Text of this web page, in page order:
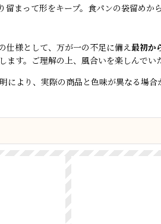
まって形をキープ。食パンの袋留めか
仕様として、万が一の不足に備え最初か
す。ご理解の上、風合いを楽しんでい
より、実際の商品と色味が異なる場合